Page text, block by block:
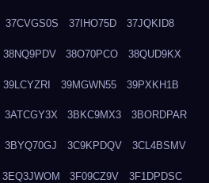
37CVGS0S 37IHO75D 37JQKID8
38NQ9PDV 38O70PCO 38QUD9KX
39LCYZRI 39MGWN55 39PXKH1B
3ATCGY3X 3BKC9MX3 3BORDPAR
3BYQ70GJ 3C9KPDQV 3CL4BSMV
3EQ3JWOM 3F09CZ9V 3F1DPDSC